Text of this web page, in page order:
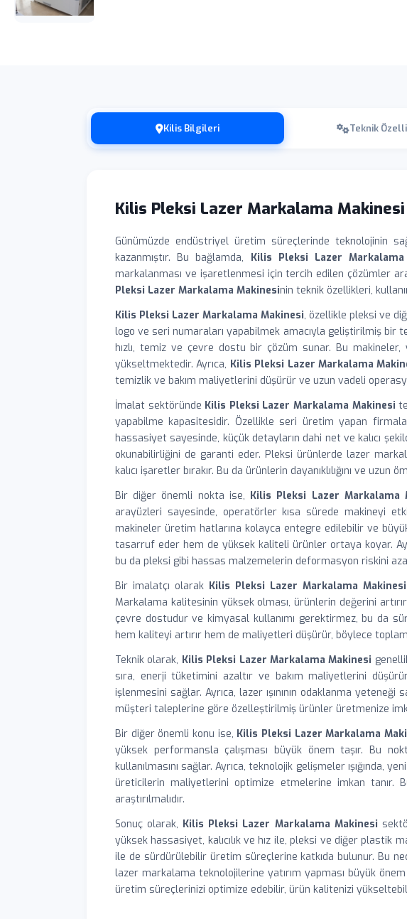
Kilis Bilgileri Teknik
Kilis Pleksi Lazer Markalama Makinesi
Günümüzde endüstriyel üretim süreçlerinde teknolojinin
kazanmıştır. Bu bağlamda, Kilis Pleksi Lazer Markalama
markalanması ve işaretlenmesi için tercih edilen çözümler
Pleksi Lazer Markalama Makinesinin teknik özellikleri,
Kilis Pleksi Lazer Markalama Makinesi, özellikle pleksi ve
logo ve seri numaraları yapabilmek amacıyla geliştirilmiş bir
hızlı, temiz ve çevre dostu bir çözüm sunar. Bu
yükseltmektedir. Ayrıca, Kilis Pleksi Lazer Markalama
temizlik ve bakım maliyetlerini düşürür ve uzun vadeli
İmalat sektöründe Kilis Pleksi Lazer Markalama Makinesi
yapabilme kapasitesidir. Özellikle seri üretim yapan
hassasiyet sayesinde, küçük detayların dahi net ve kalıcı
okunabilirliğini de garanti eder. Pleksi ürünlerde lazer
kalıcı işaretler bırakır. Bu da ürünlerin dayanıklılığını ve uzun
Bir diğer önemli nokta ise, Kilis Pleksi Lazer Markalama
arayüzleri sayesinde, operatörler kısa sürede makineyi
makineler üretim hatlarına kolayca entegre edilebilir ve
tasarruf eder hem de yüksek kaliteli ürünler ortaya koyar.
bu da pleksi gibi hassas malzemelerin deformasyon riskini
Bir imalatçı olarak Kilis Pleksi Lazer Markalama Makinesi
Markalama kalitesinin yüksek olması, ürünlerin değerini
çevre dostudur ve kimyasal kullanımı gerektirmez, bu da
hem kaliteyi artırır hem de maliyetleri düşürür, böylece
Teknik olarak, Kilis Pleksi Lazer Markalama Makinesi
sıra, enerji tüketimini azaltır ve bakım maliyetlerini
işlenmesini sağlar. Ayrıca, lazer ışınının odaklanma
müşteri taleplerine göre özelleştirilmiş ürünler üretmenize
Bir diğer önemli konu ise, Kilis Pleksi Lazer Markalama
yüksek performansla çalışması büyük önem taşır. Bu
kullanılmasını sağlar. Ayrıca, teknolojik gelişmeler
üreticilerin maliyetlerini optimize etmelerine imkan tanır.
araştırılmalıdır.
Sonuç olarak, Kilis Pleksi Lazer Markalama Makinesi
yüksek hassasiyet, kalıcılık ve hız ile, pleksi ve diğer plastik
ile de sürdürülebilir üretim süreçlerine katkıda bulunur. Bu
lazer markalama teknolojilerine yatırım yapması büyük
üretim süreçlerinizi optimize edebilir, ürün kalitenizi